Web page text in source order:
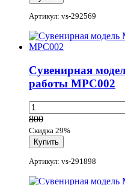
Артикул: vs-292569
Сувенирная
работы МРС002
800
Скидка 29%
Артикул: vs-291898